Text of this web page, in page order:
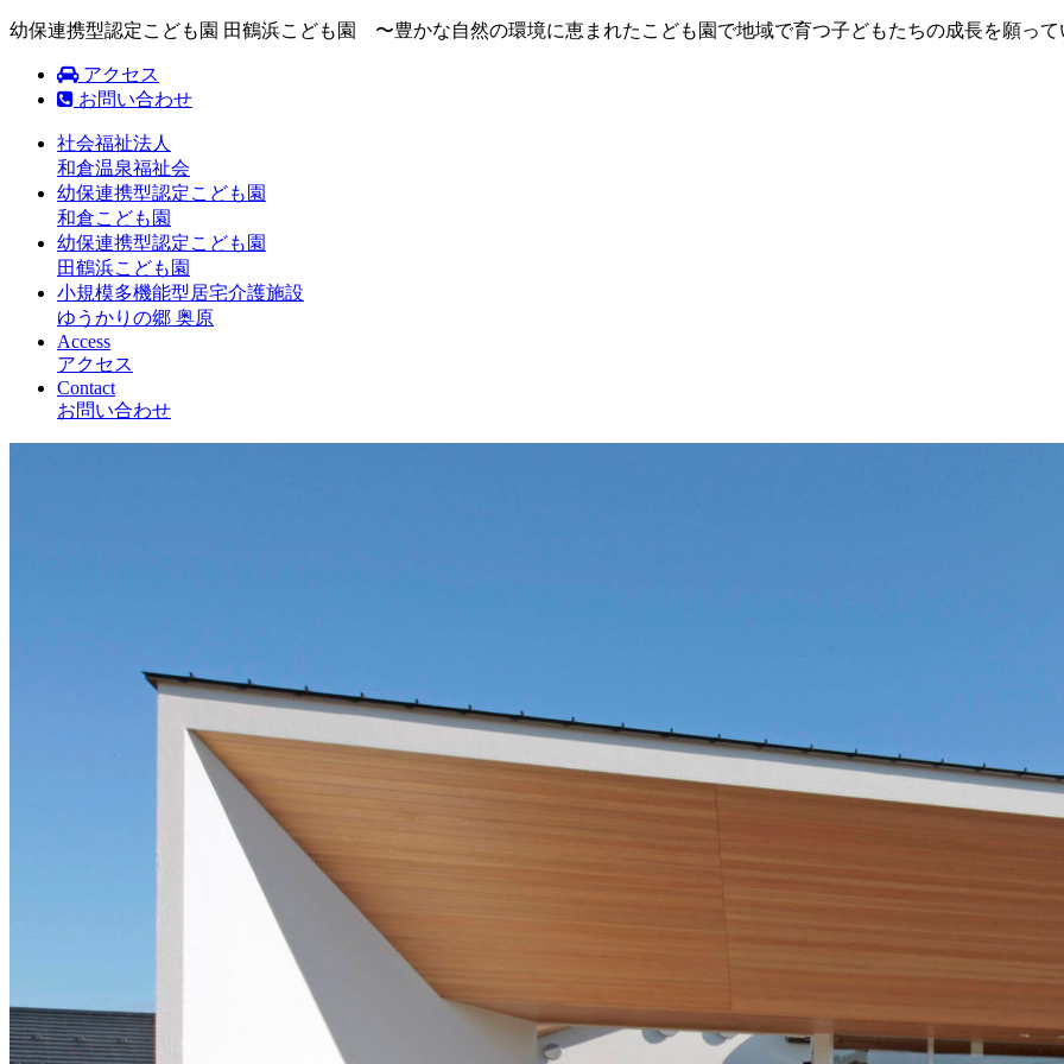
幼保連携型認定こども園 田鶴浜こども園 〜豊かな自然の環境に恵まれたこども園で地域で育つ子どもたちの成長を願って
アクセス
お問い合わせ
社会福祉法人
和倉温泉福祉会
幼保連携型認定こども園
和倉こども園
幼保連携型認定こども園
田鶴浜こども園
小規模多機能型居宅介護施設
ゆうかりの郷 奥原
Access
アクセス
Contact
お問い合わせ